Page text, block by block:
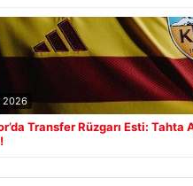
2026
Transfer Rüzgarı Esti: Tahta